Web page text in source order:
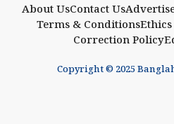
About UsContact Us
Terms & Conditions
Correction Policy
Copyright © 2025